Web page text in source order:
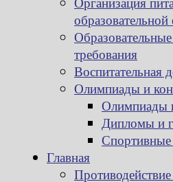
требования
Воспитательная
Олимпиады и
Олимпиады
Дипломы и
Главная